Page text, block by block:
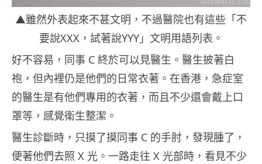
▲雖然外表起來不甚文明，不過醫院也有這些「不
要說XXX，試著說YYY」文明用語列表。
好不容易，同事 C 終於可以見醫生。醫生披著白
袍，但內裡仍是他們的日常衣著。在香港，急症室
的醫生是有他們專用的衣著，而且不少還會戴上口
罩等，感覺衛生整潔。
醫生診斷時，只摸了摸同事 C 的手肘，發現腫了，
便著他們去照 X 光。一路走往 X 光部時，看見不少